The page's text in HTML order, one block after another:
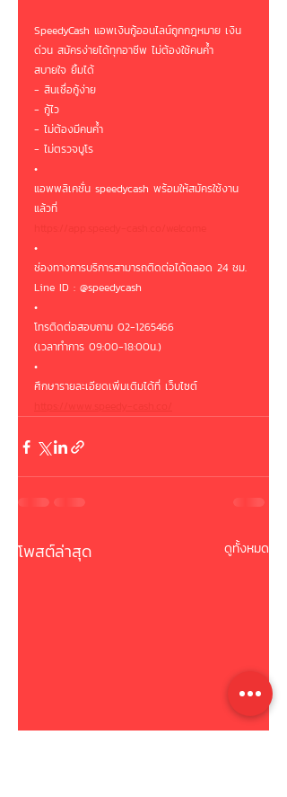
SpeedyCash แอพเงินกู้ออนไลน์ถูกกฎหมาย เงิน
ด่วน สมัครง่ายได้ทุกอาชีพ ไม่ต้องใช้คนค้ำ
สบายใจ ยิ้มได้
- สินเชื่อกู้ง่าย
- กู้ไว
- ไม่ต้องมีคนค้ำ
- ไม่ตรวจบูโร
•
แอพพลิเคชั่น speedycash พร้อมให้สมัครใช้งาน
แล้วที่
•
ช่องทางการบริการสามารถติดต่อได้ตลอด 24 ชม.
Line ID : @speedycash
•
โทรติดต่อสอบถาม 02-1265466
(เวลาทำการ 09:00-18:00น.)
•
ศึกษารายละเอียดเพิ่มเติมได้ที่ เว็บไซต์
โพสต์ล่าสุด ดูทั้งหมด